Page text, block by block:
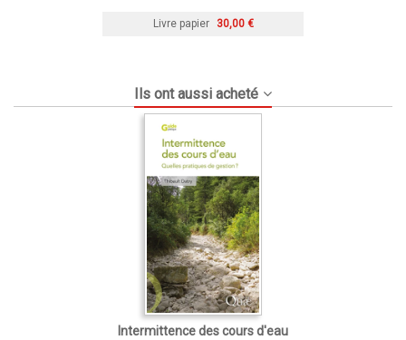
Livre papier 30,00 €
Ils ont aussi acheté
Intermittence des cours d'eau